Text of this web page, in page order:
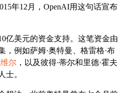
年12月，OpenAI用这句话宣布
亿美元的资金支持。这笔资金由
，例如萨姆·奥特曼、格雷格·布
尔，以及彼得·蒂尔和里德·霍夫
士。